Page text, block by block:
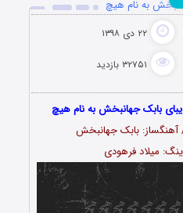
به نام هیچ
۲۲ دی ۱۳۹۸
۳۲۷۵۱ بازدید
بابک جهانبخش به نام هیچ
بابک جهانبخش
میلاد فرهودی